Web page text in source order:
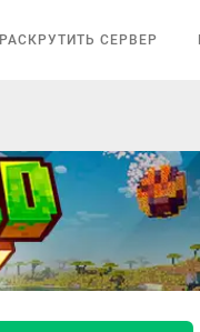
РАСКРУТИТЬ СЕРВЕР